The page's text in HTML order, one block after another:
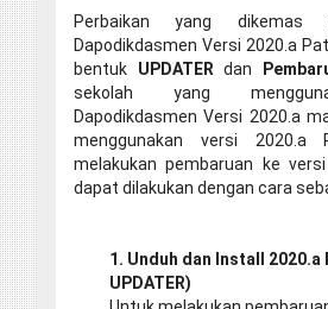
Perbaikan yang dikemas
Dapodikdasmen Versi 2020.a
bentuk UPDATERdan
sekolah yang
Dapodikdasmen Versi 2020.a
menggunakan versi
melakukan pembaruan ke
dapat dilakukan dengan cara
1. Unduh dan Install 2020.a
UPDATER)